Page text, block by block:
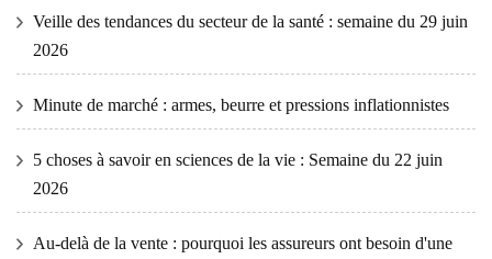
Veille des tendances du secteur de la santé : semaine du 29 juin
2026
Minute de marché : armes, beurre et pressions inflationnistes
5 choses à savoir en sciences de la vie : Semaine du 22 juin
2026
Au-delà de la vente : pourquoi les assureurs ont besoin d'une